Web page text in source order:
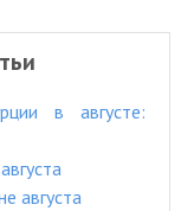
в августе:
августа